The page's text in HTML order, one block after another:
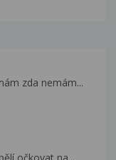
zda nemám...